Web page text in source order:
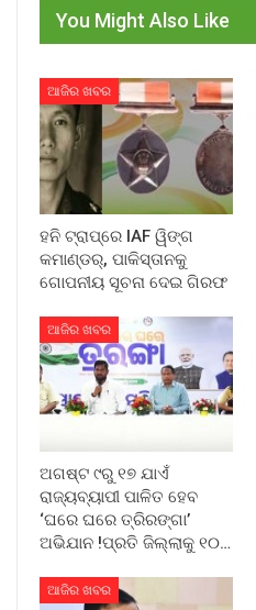
You Might Also Like
ଆଜିର ଖବର
ହନି ଟ୍ରାପ୍‌ରେ IAF ୱିଙ୍ଗ
କମାଣ୍ଡର୍, ପାକିସ୍ତାନକୁ
ଗୋପନୀୟ ସୂଚନା ଦେଇ ଗିରଫ
ଆଜିର ଖବର
ଅଗଷ୍ଟ ୯ରୁ ୧୭ ଯାଏଁ
ରାଜ୍ୟବ୍ୟାପୀ ପାଳିତ ହେବ
‘ଘରେ ଘରେ ତ୍ରିରଙ୍ଗା’
ଅଭିଯାନ !ପ୍ରତି ଜିଲ୍ଲାକୁ ୧୦…
ଆଜିର ଖବର